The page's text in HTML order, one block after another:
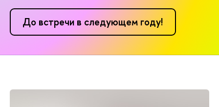
До встречи в следующем году!